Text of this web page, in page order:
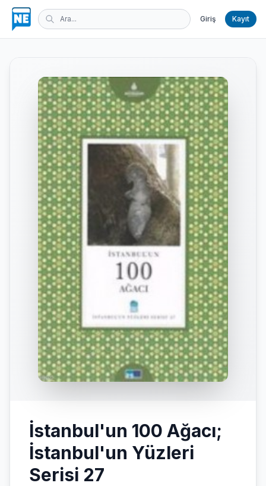
Giriş Kayıt
İstanbul'un 100 Ağacı;
İstanbul'un Yüzleri
Serisi 27